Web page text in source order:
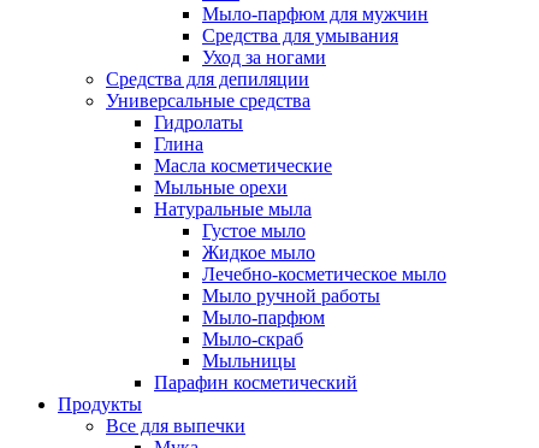
Мыло-парфюм для мужчин
Средства для умывания
Уход за ногами
Средства для депиляции
Универсальные средства
Гидролаты
Глина
Масла косметические
Мыльные орехи
Натуральные мыла
Густое мыло
Жидкое мыло
Лечебно-косметическое мыло
Мыло ручной работы
Мыло-парфюм
Мыло-скраб
Мыльницы
Парафин косметический
Продукты
Все для выпечки